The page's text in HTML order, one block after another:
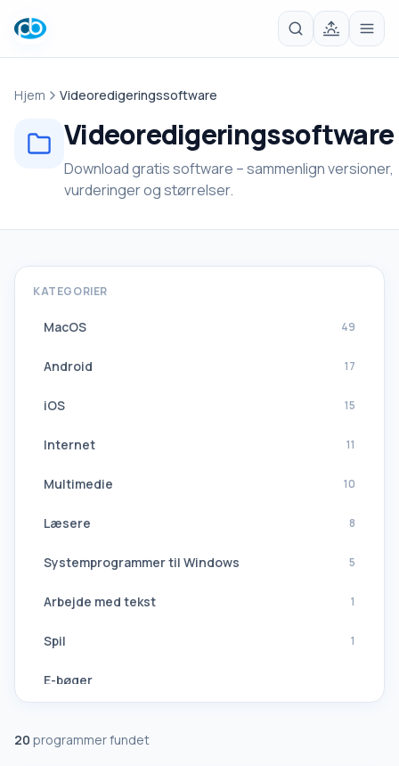
Hjem Videoredigeringssoftware
Videoredigeringssoftware
Download gratis software – sammenlign versioner,
vurderinger og størrelser.
KATEGORIER
MacOS 49
Android 17
iOS 15
Internet 11
Multimedie 10
Læsere 8
Systemprogrammer til Windows 5
Arbejde med tekst 1
Spil 1
E-bøger
20 programmer fundet